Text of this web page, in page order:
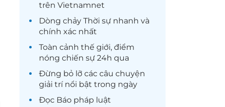
trên Vietnamnet
Dòng chảy Thời sự nhanh và
chính xác nhất
Toàn cảnh thế giới, điểm
nóng chiến sự 24h qua
Đừng bỏ lỡ các câu chuyện
giải trínổi bật trong ngày
Đọc Báo pháp luật